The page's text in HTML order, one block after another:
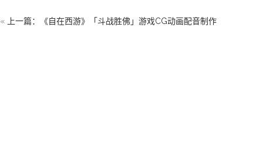
« 上一篇：《自在西游》「斗战胜佛」游戏CG动画配音制作